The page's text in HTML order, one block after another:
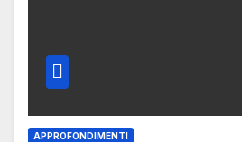
APPROFONDIMENTI